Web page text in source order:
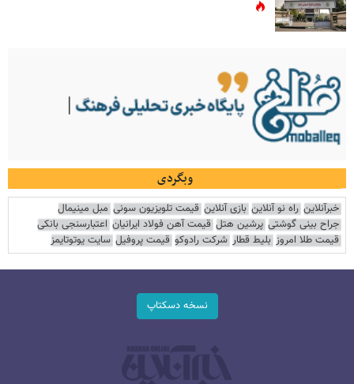
وبگردی
خبرآنلاین راه نو آنلاین بازی آنلاین قیمت تلویزیون سونی مبل مینیمال
جراح بینی گوشتی پرشین هتل قیمت آهن فولاد ایرانیان اعتبارسنجی بانکی
قیمت طلا امروز بلیط قطار شرکت رادوکو قیمت پروفیل سایت یوتوتایمز
نسخه دسکتاپ